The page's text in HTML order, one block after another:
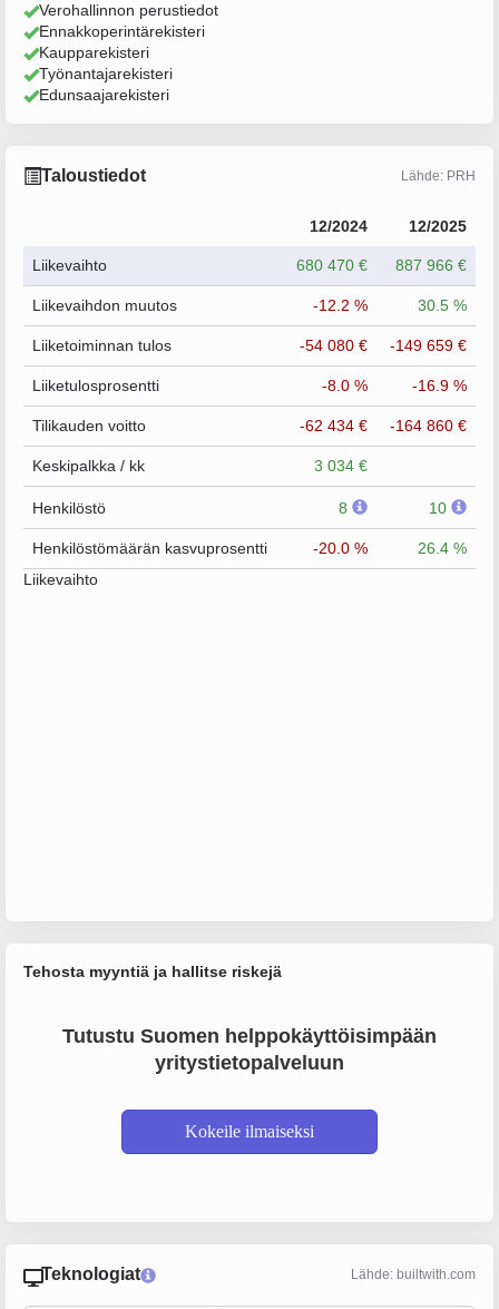
Verohallinnon perustiedot
Ennakkoperintärekisteri
Kaupparekisteri
Työnantajarekisteri
Edunsaajarekisteri
Taloustiedot Lähde: PRH
12/2024 12/2025
Liikevaihto 680 470 € 887 966 €
Liikevaihdon muutos -12.2 % 30.5 %
Liiketoiminnan tulos -54 080 € -149 659 €
Liiketulosprosentti -8.0 % -16.9 %
Tilikauden voitto -62 434 € -164 860 €
Keskipalkka / kk 3 034 €
Henkilöstö 8 10
Henkilöstömäärän kasvuprosentti -20.0 %
26.4 %
Liikevaihto
Tehosta myyntiä ja hallitse riskejä
Tutustu Suomen helppokäyttöisimpään
yritystietopalveluun
Kokeile ilmaiseksi
Teknologiat Lähde: builtwith.com